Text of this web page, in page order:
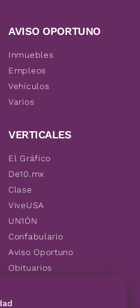
AVISO OPORTUNO
Inmuebles
Empleos
Vehículos
Varios
VERTICALES
El Gráfico
De10.mx
Clase
ViveUSA
UN1ÓN
Confabulario
Aviso Oportuno
Obituarios
Consultas